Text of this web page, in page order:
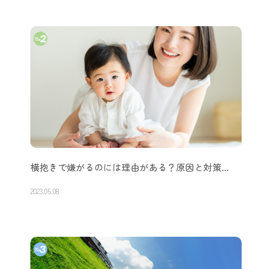
横抱きで嫌がるのには理由がある？原因と対策…
2023.05.08